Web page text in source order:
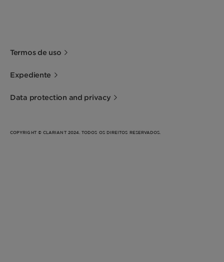
Termos de uso
Expediente
Data protection and privacy
COPYRIGHT © CLARIANT 2024. TODOS OS DIREITOS RESERVADOS.